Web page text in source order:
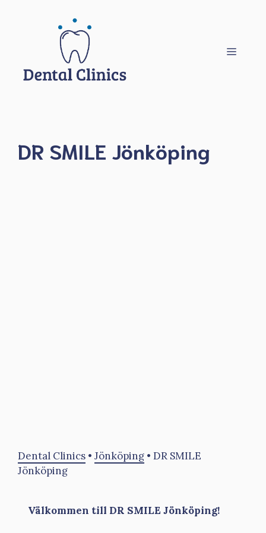
Meny
DR SMILE Jönköping
Dental Clinics • Jönköping • DR SMILE
Jönköping
Välkommen till DR SMILE Jönköping!